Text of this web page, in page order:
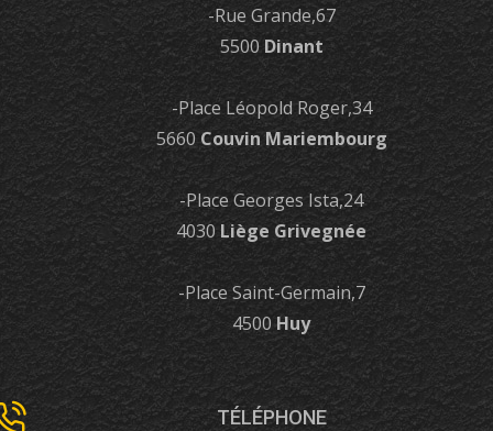
-Rue Grande,67
5500 Dinant
-Place Léopold Roger,34
5660 Couvin Mariembourg
-Place Georges Ista,24
4030 Liège Grivegnée
-Place Saint-Germain,7
4500 Huy
TÉLÉPHONE